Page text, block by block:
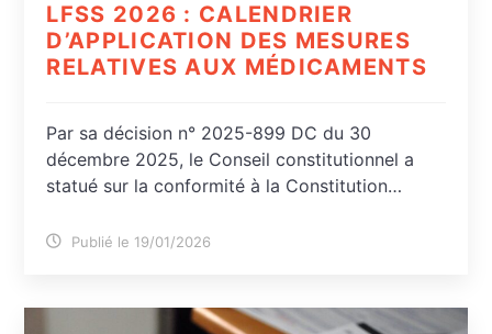
LFSS 2026 : CALENDRIER
D’APPLICATION DES MESURES
RELATIVES AUX MÉDICAMENTS
Par sa décision n° 2025-899 DC du 30
décembre 2025, le Conseil constitutionnel a
statué sur la conformité à la Constitution…
Publié le 19/01/2026